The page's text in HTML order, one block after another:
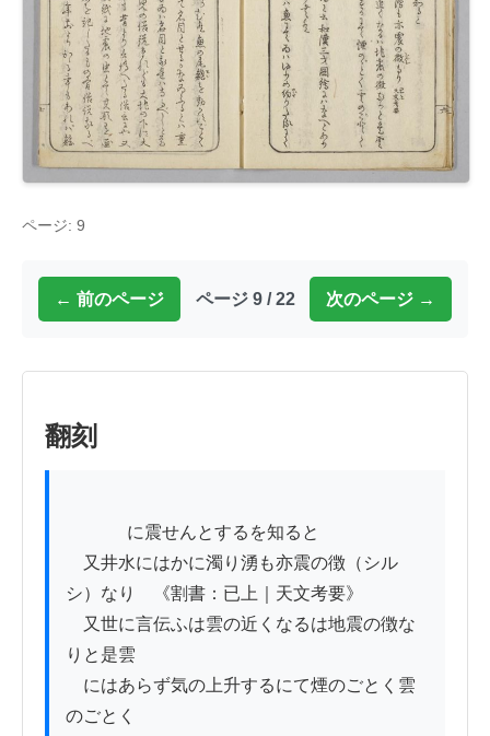
ページ: 9
← 前のページ ページ 9 / 22 次のページ →
翻刻
又井水にはかに濁り湧も亦震の徴（シル
シ）なり　《割書：已上｜天文考要》
又世に言伝ふは雲の近くなるは地震の徴な
りと是雲
にはあらず気の上升するにて煙のごとく雲
のごとく